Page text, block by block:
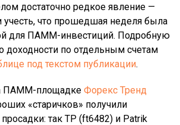
достаточно редкое явление —
учесть, что прошедшая неделя была
для ПАММ-инвестиций. Подробную
по отдельным счетам
под текстом публикации.
ПАММ-площадкеФорекс Тренд
«старичков» получили
так TP (ft6482) и Patrik